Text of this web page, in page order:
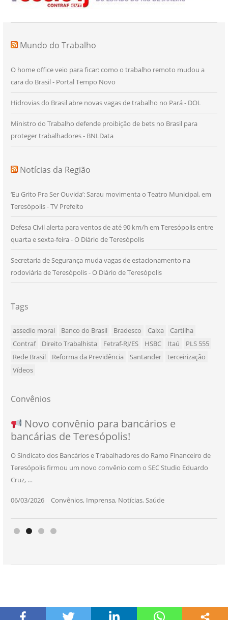
Mundo do Trabalho
O home office veio para ficar: como o trabalho remoto mudou a
cara do Brasil - Portal Tempo Novo
Hidrovias do Brasil abre novas vagas de trabalho no Pará - DOL
Ministro do Trabalho defende proibição de bets no Brasil para
proteger trabalhadores - BNLData
Notícias da Região
‘Eu Grito Pra Ser Ouvida’: Sarau movimenta o Teatro Municipal, em
Teresópolis - TV Prefeito
Defesa Civil alerta para ventos de até 90 km/h em Teresópolis entre
quarta e sexta-feira - O Diário de Teresópolis
Secretaria de Segurança muda vagas de estacionamento na
rodoviária de Teresópolis - O Diário de Teresópolis
Tags
assedio moral Banco do Brasil Bradesco Caixa
Cartilha
Contraf
Direito Trabalhista Fetraf-RJ/ES HSBC Itaú
PLS 555
Rede Brasil
Reforma da Previdência Santander
terceirização
Vídeos
Convênios
SEU NOVO BENEFÍCIO CHEGOU
Novo convênio para bancários e
bancárias de Teresópolis!
O Sindicato dos Bancários e Trabalhadores do Ramo Financeiro de
Teresópolis firmou um novo convênio com o SEC Studio Eduardo
Cruz, …
06/03/2026| Convênios, Imprensa, Notícias,Saúde
NOVO CONVÊNIO PARA VOCÊ, BANCÁRIO
E BANCÁRIA!
25/11/2025| Convênios, Imprensa, Notícias,Saúde
Convênio com a Rede de Ensino Técnico e
Centro de Qualificação Técnica